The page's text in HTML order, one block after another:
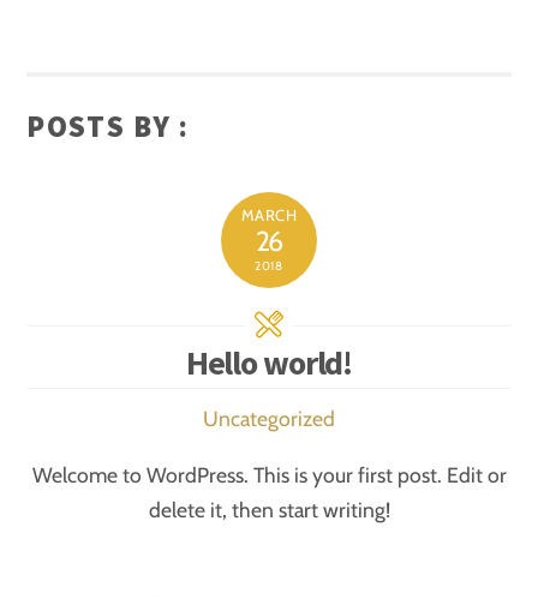
POSTS BY :
MARCH
26
2018
Hello world!
Uncategorized
Welcome to WordPress. This is your first post. Edit or
delete it, then start writing!